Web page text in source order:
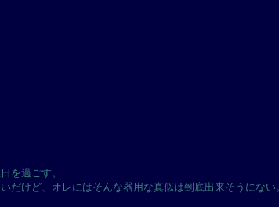
を過ごす。
だけど、オレにはそんな器用な真似は到底出来そうにない